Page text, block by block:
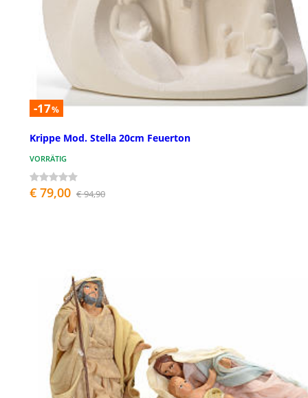
-17%
Krippe Mod. Stella 20cm Feuerton
VORRÄTIG
€ 79,00 € 94,90